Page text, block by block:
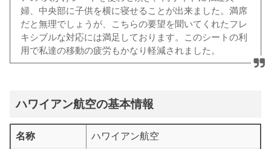
婦、中央部に子供を横に寝せることが出来ました。満席
だと無理でしょうが、こちらの要望を聞いてくれたフレ
キシブルな対応には満足しております。このシートの利
用で私達の移動の疲労もかなり軽減されました。
ハワイアン航空の基本情報
名称 ハワイアン航空